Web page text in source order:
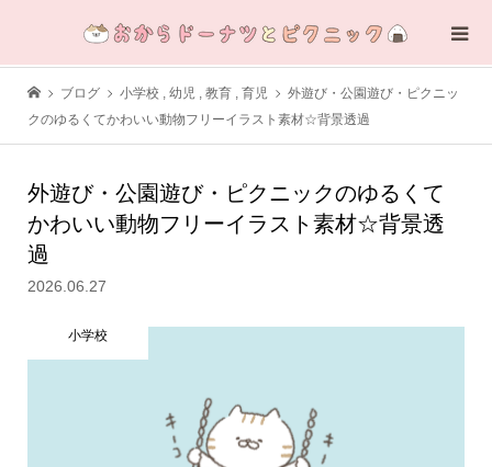
ブログ 小学校 , 幼児 , 教育 , 育児
外遊び・公園遊び・ピクニッ
クのゆるくてかわいい動物フリーイラスト素材☆背景透過
外遊び・公園遊び・ピクニックのゆるくて
かわいい動物フリーイラスト素材☆背景透
過
2026.06.27
小学校